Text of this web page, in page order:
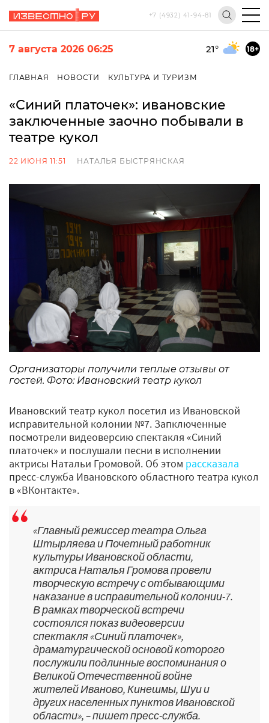
+7 (4932) 41-94-81
7 августа 2026 06:25 21° 18+
ГЛАВНАЯ НОВОСТИ КУЛЬТУРА И ТУРИЗМ
«Синий платочек»: ивановские
заключенные заочно побывали в
театре кукол
22 ИЮНЯ 11:51 НАТАЛЬЯ БЫСТРЯНСКАЯ
Организаторы получили теплые отзывы от
гостей. Фото: Ивановский театр кукол
Ивановский театр кукол посетил из Ивановской
исправительной колонии №7. Запключенные
посмотрели видеоверсию спектакля «Синий
платочек» и послушали песни в исполнении
актрисы Натальи Громовой. Об этом рассказала
пресс-служба Ивановского областного театра кукол
в «ВКонтакте».
«Главный режиссер театра Ольга
Штырляева и Почетный работник
культуры Ивановской области,
актриса Наталья Громова провели
творческую встречу с отбывающими
наказание в исправительной колонии-7.
В рамках творческой встречи
состоялся показ видеоверсии
спектакля «Синий платочек»,
драматургической основой которого
послужили подлинные воспоминания о
Великой Отечественной войне
жителей Иваново, Кинешмы, Шуи и
других населенных пунктов Ивановской
области», – пишет пресс-служба.